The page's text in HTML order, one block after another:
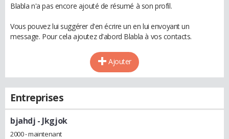
Blabla n'a pas encore ajouté de résumé à son profil.
Vous pouvez lui suggérer d'en écrire un en lui envoyant un
message. Pour cela ajoutez d'abord Blabla à vos contacts.
Ajouter
Entreprises
bjahdj - Jkgjok
2000 - maintenant